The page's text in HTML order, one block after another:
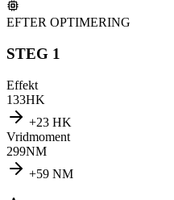
EFTER OPTIMERING
STEG 1
Effekt
133HK
+23 HK
Vridmoment
299NM
+59 NM